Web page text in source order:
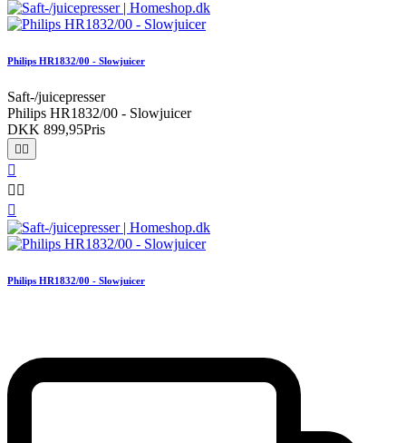
Philips HR1832/00 - Slowjuicer
Saft-/juicepresser
Philips HR1832/00 - Slowjuicer
DKK 899,95Pris
 

 

Philips HR1832/00 - Slowjuicer